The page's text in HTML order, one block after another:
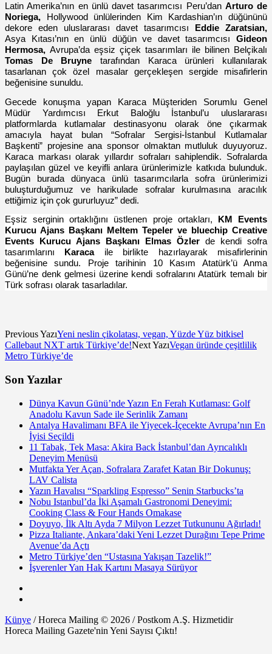
Latin Amerika’nın en ünlü davet tasarımcısı Peru’dan Arturo de
Noriega,
Hollywood ünlülerinden Kim Kardashian’ın düğününü
dekore eden uluslararası davet tasarımcısı
Eddie Zaratsian,
Asya Kıtası’nın en ünlü düğün ve davet tasarımcısı Gideon
Hermosa, Avrupa’da eşsiz çiçek tasarımları ile bilinen Belçikalı
Tomas De Bruyne tarafından Karaca ürünleri kullanılarak
tasarlanan çok özel masalar gerçekleşen sergide misafirlerin
beğenisine sunuldu.
Gecede konuşma yapan Karaca Müşteriden Sorumlu Genel
Müdür Yardımcısı Erkut Baloğlu İstanbul’u uluslararası
platformlarda kutlamalar destinasyonu olarak öne çıkarmak
amacıyla hayat bulan “Sofralar Sergisi-İstanbul Kutlamalar
Başkenti” projesine ana sponsor olmaktan mutluluk duyuyoruz.
Karaca markası olarak yıllardır sofraları sahiplendik. Sofralarda
paylaşılan güzel ve keyifli anlara ürünlerimizle katkıda bulunduk.
Bugün burada dünyaca ünlü tasarımcılarla sofra ürünlerimizi
buluşturduğumuz ve harikulade sofralar kurulmasına aracılık
ettiğimiz için çok gururluyuz” dedi.
Eşsiz serginin ortaklığını üstlenen proje ortakları, KM Events
Kurucu Ajans Başkanı Meltem Tepeler ve bluechip Creative
Events Kurucu Ajans Başkanı Elmas Özler de kendi sofra
tasarımlarını Karacaile birlikte hazırlayarak misafirlerinin
beğenisine sundu. Proje tarihinin 10 Kasım Atatürk’ü Anma
Günü’ne denk gelmesi üzerine kendi sofralarını Atatürk temalı bir
Türk sofrası olarak tasarladılar.
Previous YazıYeni neslin çikolatası, vegan, Yüzde Yüz bitkisel
Callebaut NXT artık Türkiye’de!Next YazıVegan üründe çeşitlilik
Metro Türkiye’de
Son Yazılar
Dünya Kavun Günü’nde Yazın En Ferah Kutlaması: Golf
Anadolu Kavun Sade ile Serinlik Zamanı
Antalya Havalimanı BFA ile Yiyecek-İçecekte Avrupa’nın En
İyisi Seçildi
11 Tabak, Tek Masa: Akira Back İstanbul’dan Ayrıcalıklı
Deneyim Menüsü
Mutfakta Yer Açan, Sofralara Zarafet Katan Bir Dokunuş:
LAV Calista
Yazın Havalısı “Sparkling Espresso” Senin Starbucks’ta
Nobu Istanbul’da İki Aşamalı Gastronomi Deneyimi:
Cooking Class & Four Hands Omakase
Doyuyo, İlk Altı Ayda 7 Milyon Lezzet Tutkununu Ağırladı!
Pizza Italiante, Ankara’daki Yeni Lezzet Durağını Tepe Prime
Avenue’da Açtı
Metro Türkiye’den “Ustasına Yakışan Tazelik!”
İşverenler Yan Hak Kartını Masaya Sürüyor
Künye / Horeca Mailing © 2026 / Postkom A.Ş. Hizmetidir
Horeca Mailing Gazete'nin Yeni Sayısı Çıktı!